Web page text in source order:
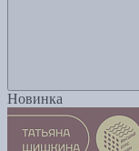
Новинка